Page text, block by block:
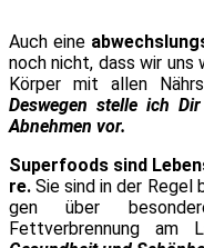
Auch ei­ne
noch nicht, dass wir uns
Körper mit al­len
Deswegen stel­le ich
Abnehmen vor.
Superfoods sind
re. Sie sind in der
gen über
Fettverbrennung am